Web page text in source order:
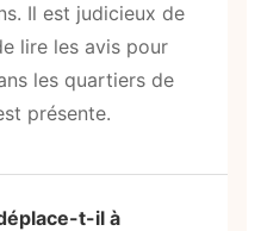
Il est judicieux de
lire les avis pour
les quartiers de
présente.
t-il à